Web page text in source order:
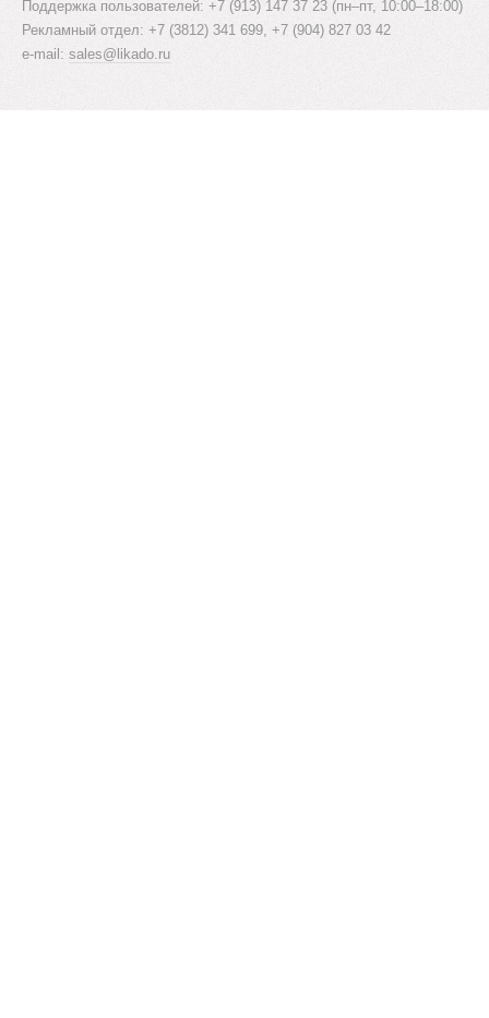
Поддержка пользователей: +7 (913) 147 37 23 (пн–пт, 10:00–18:00)
Рекламный отдел: +7 (3812) 341 699, +7 (904) 827 03 42
e-mail: sales@likado.ru